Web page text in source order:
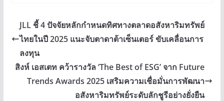
JLL ชี้ 4 ปัจจัยหลักกำหนดทิศทางตลาดอสังหาริมทรัพย์
ไทยในปี 2025 แนะจับตาดาต้าเซ็นเตอร์ ขับเคลื่อนการ
ลงทุน
สิงห์ เอสเตท คว้ารางวัล ‘The Best of ESG’ จาก Future
Trends Awards 2025 เสริมความเชื่อมั่นการพัฒนา
อสังหาริมทรัพย์ระดับลักชูรีอย่างยั่งยืน